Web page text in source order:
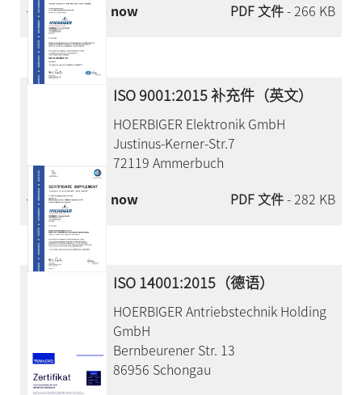
Download now
PDF 文件- 266 KB
ISO 9001:2015 补充件（英文）
HOERBIGER Elektronik GmbH
Justinus-Kerner-Str.7
72119 Ammerbuch
Download now
PDF 文件- 282 KB
ISO 14001:2015（德语）
HOERBIGER Antriebstechnik Holding
GmbH
Bernbeurener Str. 13
86956 Schongau